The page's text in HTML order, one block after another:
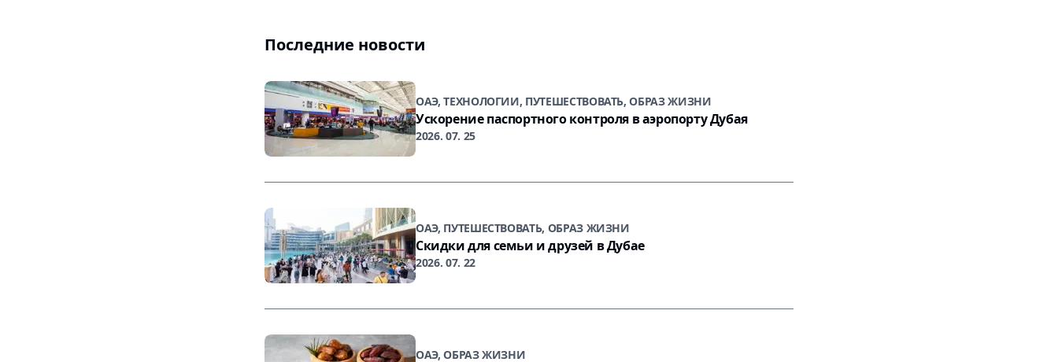
Последние новости
ОАЭ, ТЕХНОЛОГИИ, ПУТЕШЕСТВОВАТЬ, ОБРАЗ ЖИЗНИ
Ускорение паспортного контроля в аэропорту Дубая
2026. 07. 25
ОАЭ, ПУТЕШЕСТВОВАТЬ, ОБРАЗ ЖИЗНИ
Скидки для семьи и друзей в Дубае
2026. 07. 22
ОАЭ, ОБРАЗ ЖИЗНИ